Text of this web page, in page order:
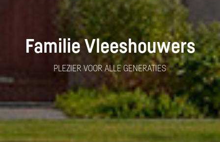
Familie Vleeshouwers
PLEZIER VOOR ALLE GENERATIES